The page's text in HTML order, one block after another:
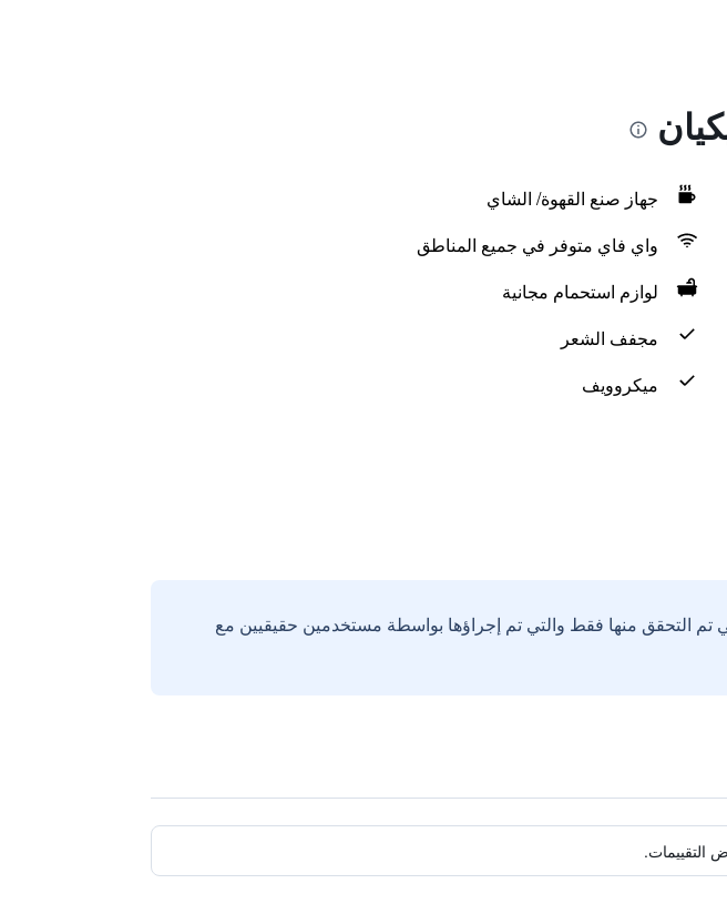
جهاز صنع القهوة/ الشاي
واي فاي متوفر في جميع المناطق
لوازم استحمام مجانية
مجفف الشعر
ميكروويف
التحقق منها فقط والتي تم إجراؤها بواسطة مستخدمين حقيقيين مع
التقييمات.